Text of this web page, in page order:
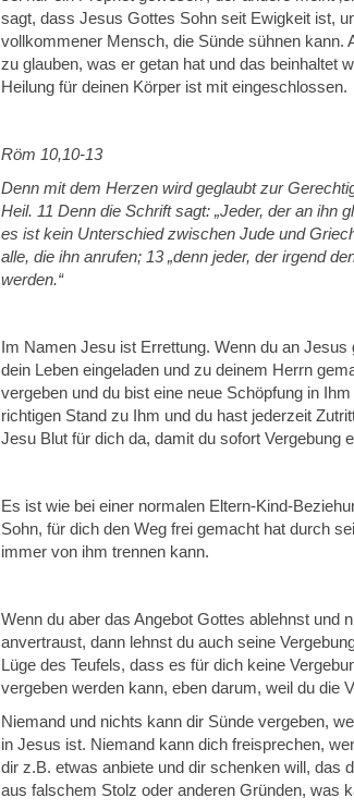
sagt, dass Jesus Gottes Sohn seit Ewigkeit ist,
vollkommener Mensch, die Sünde sühnen kann.
zu glauben, was er getan hat und das beinhaltet
Heilung für deinen Körper ist mit eingeschlossen.
Röm 10,10-13
Denn mit dem Herzen wird geglaubt zur
Heil. 11 Denn die Schrift sagt: „Jeder, der an ihn
es ist kein Unterschied zwischen Jude und
alle, die ihn anrufen; 13 „denn jeder, der irgend
werden.“
Im Namen Jesu ist Errettung. Wenn du an
dein Leben eingeladen und zu deinem Herrn
vergeben und du bist eine neue Schöpfung in
richtigen Stand zu Ihm und du hast jederzeit
Jesu Blut für dich da, damit du sofort Vergebung
Es ist wie bei einer normalen Eltern-Kind-
Sohn, für dich den Weg frei gemacht hat durch
immer von ihm trennen kann.
Wenn du aber das Angebot Gottes ablehnst und
anvertraust, dann lehnst du auch seine
Lüge des Teufels, dass es für dich keine
vergeben werden kann, eben darum, weil du die
Niemand und nichts kann dir Sünde vergeben,
in Jesus ist. Niemand kann dich freisprechen,
dir z.B. etwas anbiete und dir schenken will, das
aus falschem Stolz oder anderen Gründen, was